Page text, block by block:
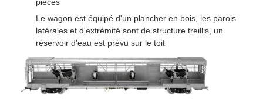
Le wagon est équipé d'un plancher en bois, les parois
latérales et d'extrémité sont de structure treillis, un
réservoir d'eau est prévu sur le toit